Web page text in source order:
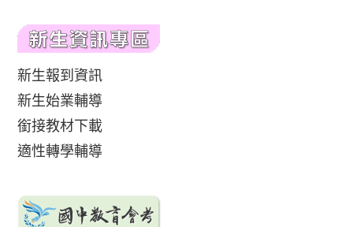
新生報到資訊
新生始業輔導
銜接教材下載
適性轉學輔導